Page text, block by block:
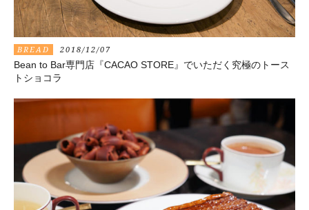
BREAD 2018/12/07
Bean to Bar専門店『CACAO STORE』でいただく究極のトース
トショコラ